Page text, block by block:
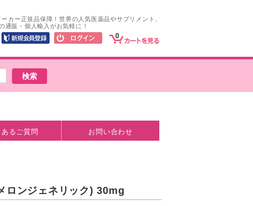
カー正規品保障！世界の人気医薬品やサプリメント、
通販・個人輸入がお気軽に！
0
あるご質問 お問い合わせ
ロンジェネリック) 30mg